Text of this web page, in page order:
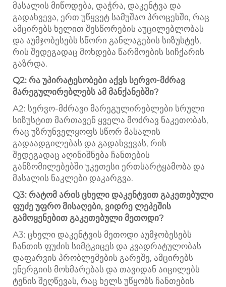
მასალის მიწოდება, დაჭრა, დაკენტვა და
გადახვევა, ერთ უწყვეტ სამუშაო პროცესში, რაც
ამცირებს ხელით შესწორების აუცილებლობას
და აუმჯობესებს სწორი განლაგების სიზუსტეს,
რის შედეგადაც მოხდება წარმოების სიჩქარის
გაზრდა.
Q2: რა უპირატესობები აქვს სერვო-მძრავ
მარეგულირებლებს ამ მანქანებში?
A2: სერვო-მძრავი მარეგულირებლები სრული
სიზუსტით მართავენ ყველა მოძრავ ნაკეთობას,
რაც უზრუნველყოფს სწორ მასალის
გადაადგილებას და გადახვევას, რის
შედეგადაც აღინიშნება ჩანთების
განზომილებებში უკეთესი ერთსარტყამობა და
მასალის ნაკლები დაკარგვა.
Q3: რატომ არის ცხელი დაკენტვით გაკეთებული
ფუძე უფრო მისაღები, ვიდრე ლეპეშის
გამოყენებით გაკეთებული მეთოდი?
A3: ცხელი დაკენტვის მეთოდი აუმჯობესებს
ჩანთის ფუძის სიმტკიცეს და კვადრატულობას
დაფარვის პრობლემების გარეშე, ამცირებს
ენერგიის მოხმარებას და თავიდან აიცილებს
ტენის შეღწევას, რაც ხელს უწყობს ჩანთების